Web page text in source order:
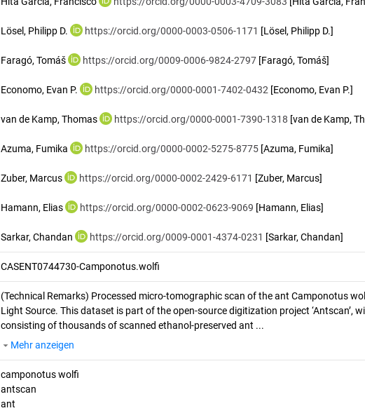
Lösel, Philipp D. https://orcid.org/0000-0003-0506-1171 [Lösel, Philipp D.]
Faragó, Tomáš https://orcid.org/0009-0006-9824-2797 [Faragó, Tomáš]
Economo, Evan P. https://orcid.org/0000-0001-7402-0432 [Economo, Evan P.]
van de Kamp, Thomas https://orcid.org/0000-0001-7390-1318 [van de Kamp,
Azuma, Fumika https://orcid.org/0000-0002-5275-8775 [Azuma, Fumika]
Zuber, Marcus https://orcid.org/0000-0002-2429-6171 [Zuber, Marcus]
Hamann, Elias https://orcid.org/0000-0002-0623-9069 [Hamann, Elias]
Sarkar, Chandan https://orcid.org/0009-0001-4374-0231 [Sarkar, Chandan]
CASENT0744730-Camponotus.wolfi
(Technical Remarks) Processed micro-tomographic scan of the ant Camponotus
Light Source. This dataset is part of the open-source digitization project ‘Antscan’,
consisting of thousands of scanned ethanol-preserved ant ...
Mehr anzeigen
camponotus wolfi
antscan
ant